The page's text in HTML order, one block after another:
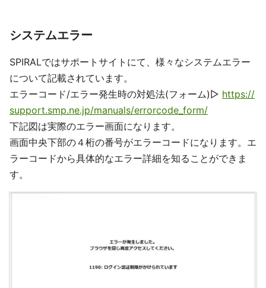
システムエラー
SPIRALではサポートサイトにて、様々なシステムエラー
について記載されています。
エラーコード/エラー発生時の対処法(フォーム)▷ https://
support.smp.ne.jp/manuals/errorcode_form/
下記図は実際のエラー画面になります。
画面中央下部の４桁の番号がエラーコードになります。エ
ラーコードから具体的なエラー詳細を知ることができま
す。